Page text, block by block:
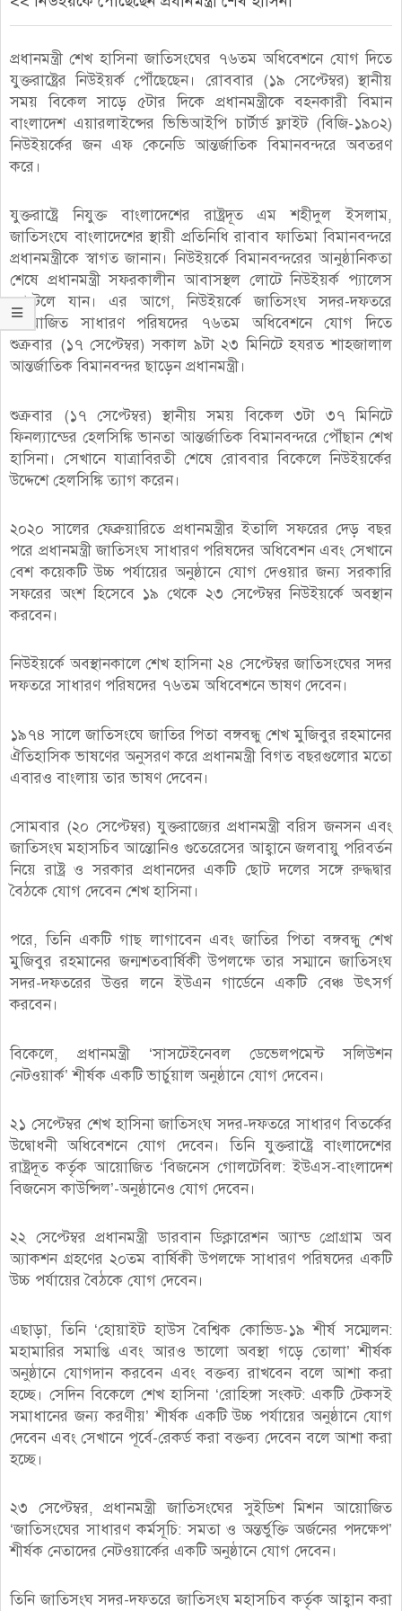
প্রধানমন্ত্রী শেখ হাসিনা জাতিসংঘের ৭৬তম অধিবেশনে যোগ দিতে
যুক্তরাষ্ট্রের নিউইয়র্ক পৌঁছেছেন। রোববার (১৯ সেপ্টেম্বর) স্থানীয়
সময় বিকেল সাড়ে ৫টার দিকে প্রধানমন্ত্রীকে বহনকারী বিমান
বাংলাদেশ এয়ারলাইন্সের ভিভিআইপি চার্টার্ড ফ্লাইট (বিজি-১৯০২)
নিউইয়র্কের জন এফ কেনেডি আন্তর্জাতিক বিমানবন্দরে অবতরণ
করে।
যুক্তরাষ্ট্রে নিযুক্ত বাংলাদেশের রাষ্ট্রদূত এম শহীদুল ইসলাম,
জাতিসংঘে বাংলাদেশের স্থায়ী প্রতিনিধি রাবাব ফাতিমা বিমানবন্দরে
প্রধানমন্ত্রীকে স্বাগত জানান। নিউইয়র্কে বিমানবন্দরের আনুষ্ঠানিকতা
শেষে প্রধানমন্ত্রী সফরকালীন আবাসস্থল লোটে নিউইয়র্ক প্যালেস
হোটেলে যান। এর আগে, নিউইয়র্কে জাতিসংঘ সদর-দফতরে
আয়োজিত সাধারণ পরিষদের ৭৬তম অধিবেশনে যোগ দিতে
শুক্রবার (১৭ সেপ্টেম্বর) সকাল ৯টা ২৩ মিনিটে হযরত শাহজালাল
আন্তর্জাতিক বিমানবন্দর ছাড়েন প্রধানমন্ত্রী।
শুক্রবার (১৭ সেপ্টেম্বর) স্থানীয় সময় বিকেল ৩টা ৩৭ মিনিটে
ফিনল্যান্ডের হেলসিঙ্কি ভানতা আন্তর্জাতিক বিমানবন্দরে পৌঁছান শেখ
হাসিনা। সেখানে যাত্রাবিরতী শেষে রোববার বিকেলে নিউইয়র্কের
উদ্দেশে হেলসিঙ্কি ত্যাগ করেন।
২০২০ সালের ফেব্রুয়ারিতে প্রধানমন্ত্রীর ইতালি সফরের দেড় বছর
পরে প্রধানমন্ত্রী জাতিসংঘ সাধারণ পরিষদের অধিবেশন এবং সেখানে
বেশ কয়েকটি উচ্চ পর্যায়ের অনুষ্ঠানে যোগ দেওয়ার জন্য সরকারি
সফরের অংশ হিসেবে ১৯ থেকে ২৩ সেপ্টেম্বর নিউইয়র্কে অবস্থান
করবেন।
নিউইয়র্কে অবস্থানকালে শেখ হাসিনা ২৪ সেপ্টেম্বর জাতিসংঘের সদর
দফতরে সাধারণ পরিষদের ৭৬তম অধিবেশনে ভাষণ দেবেন।
১৯৭৪ সালে জাতিসংঘে জাতির পিতা বঙ্গবন্ধু শেখ মুজিবুর রহমানের
ঐতিহাসিক ভাষণের অনুসরণ করে প্রধানমন্ত্রী বিগত বছরগুলোর মতো
এবারও বাংলায় তার ভাষণ দেবেন।
সোমবার (২০ সেপ্টেম্বর) যুক্তরাজ্যের প্রধানমন্ত্রী বরিস জনসন এবং
জাতিসংঘ মহাসচিব আন্তোনিও গুতেরেসের আহ্বানে জলবায়ু পরিবর্তন
নিয়ে রাষ্ট্র ও সরকার প্রধানদের একটি ছোট দলের সঙ্গে রুদ্ধদ্বার
বৈঠকে যোগ দেবেন শেখ হাসিনা।
পরে, তিনি একটি গাছ লাগাবেন এবং জাতির পিতা বঙ্গবন্ধু শেখ
মুজিবুর রহমানের জন্মশতবার্ষিকী উপলক্ষে তার সম্মানে জাতিসংঘ
সদর-দফতরের উত্তর লনে ইউএন গার্ডেনে একটি বেঞ্চ উৎসর্গ
করবেন।
বিকেলে, প্রধানমন্ত্রী ‘সাসটেইনেবল ডেভেলপমেন্ট সলিউশন
নেটওয়ার্ক’ শীর্ষক একটি ভার্চুয়াল অনুষ্ঠানে যোগ দেবেন।
২১ সেপ্টেম্বর শেখ হাসিনা জাতিসংঘ সদর-দফতরে সাধারণ বিতর্কের
উদ্বোধনী অধিবেশনে যোগ দেবেন। তিনি যুক্তরাষ্ট্রে বাংলাদেশের
রাষ্ট্রদূত কর্তৃক আয়োজিত ‘বিজনেস গোলটেবিল: ইউএস-বাংলাদেশ
বিজনেস কাউন্সিল’-অনুষ্ঠানেও যোগ দেবেন।
২২ সেপ্টেম্বর প্রধানমন্ত্রী ডারবান ডিক্লারেশন অ্যান্ড প্রোগ্রাম অব
অ্যাকশন গ্রহণের ২০তম বার্ষিকী উপলক্ষে সাধারণ পরিষদের একটি
উচ্চ পর্যায়ের বৈঠকে যোগ দেবেন।
এছাড়া, তিনি ‘হোয়াইট হাউস বৈশ্বিক কোভিড-১৯ শীর্ষ সম্মেলন:
মহামারির সমাপ্তি এবং আরও ভালো অবস্থা গড়ে তোলা’ শীর্ষক
অনুষ্ঠানে যোগদান করবেন এবং বক্তব্য রাখবেন বলে আশা করা
হচ্ছে। সেদিন বিকেলে শেখ হাসিনা ‘রোহিঙ্গা সংকট: একটি টেকসই
সমাধানের জন্য করণীয়’ শীর্ষক একটি উচ্চ পর্যায়ের অনুষ্ঠানে যোগ
দেবেন এবং সেখানে পূর্বে-রেকর্ড করা বক্তব্য দেবেন বলে আশা করা
হচ্ছে।
২৩ সেপ্টেম্বর, প্রধানমন্ত্রী জাতিসংঘের সুইডিশ মিশন আয়োজিত
‘জাতিসংঘের সাধারণ কর্মসূচি: সমতা ও অন্তর্ভুক্তি অর্জনের পদক্ষেপ’
শীর্ষক নেতাদের নেটওয়ার্কের একটি অনুষ্ঠানে যোগ দেবেন।
তিনি জাতিসংঘ সদর-দফতরে জাতিসংঘ মহাসচিব কর্তৃক আহ্বান করা